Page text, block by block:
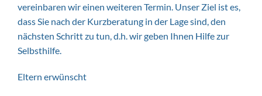
vereinbaren wir einen weiteren Termin. Unser Ziel ist es,
dass Sie nach der Kurzberatung in der Lage sind, den
nächsten Schritt zu tun, d.h. wir geben Ihnen Hilfe zur
Selbsthilfe.
Eltern erwünscht